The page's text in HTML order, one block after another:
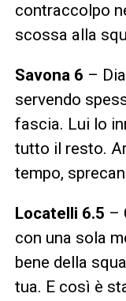
contraccolpo
scossa alla
Savona 6 –
servendo
fascia. Lui lo
tutto il resto.
tempo,
Locatelli 6.5 –
con una sola
bene della
tua. E così è